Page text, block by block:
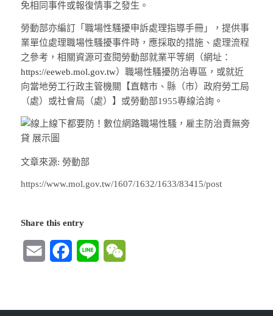
免相同事件或報復情事之發生。
勞動部亦編訂「職場性騷擾申訴處理指導手冊」，提供事
業單位處理職場性騷擾事件時，應採取的措施、處理流程
之參考，相關資源可查閱勞動部就業平等網（網址：
https://eeweb.mol.gov.tw）職場性騷擾防治專區，或就近
向當地勞工行政主管機關【直轄市、縣（市）政府勞工局
（處）或社會局（處）】或勞動部1955專線洽詢。
文章來源: 勞動部
https://www.mol.gov.tw/1607/1632/1633/83415/post
Share this entry
Email FacebookLine